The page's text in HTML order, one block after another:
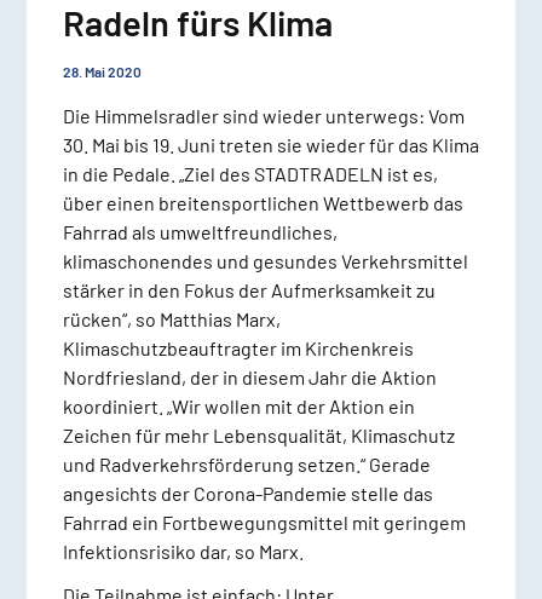
Radeln fürs Klima
28. Mai 2020
Die Himmelsradler sind wieder unterwegs: Vom
30. Mai bis 19. Juni treten sie wieder für das Klima
in die Pedale. „Ziel des STADTRADELN ist es,
über einen breitensportlichen Wettbewerb das
Fahrrad als umweltfreundliches,
klimaschonendes und gesundes Verkehrsmittel
stärker in den Fokus der Aufmerksamkeit zu
rücken“, so Matthias Marx,
Klimaschutzbeauftragter im Kirchenkreis
Nordfriesland, der in diesem Jahr die Aktion
koordiniert. „Wir wollen mit der Aktion ein
Zeichen für mehr Lebensqualität, Klimaschutz
und Radverkehrsförderung setzen.“ Gerade
angesichts der Corona-Pandemie stelle das
Fahrrad ein Fortbewegungsmittel mit geringem
Infektionsrisiko dar, so Marx.